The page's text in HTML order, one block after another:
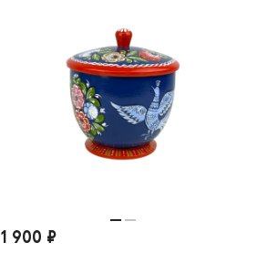
1 900 ₽